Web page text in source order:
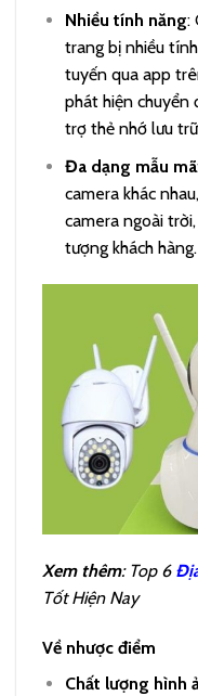
Nhiều tính năng:
trang bị nhiều
tuyến qua app
phát hiện chuyển
trợ thẻ nhớ lưu
Đa dạng mẫu mã
camera khác
camera ngoài
tượng khách hàng.
Xem thêm: Top 6
Tốt Hiện Nay
Về nhược điểm
Chất lượng hình